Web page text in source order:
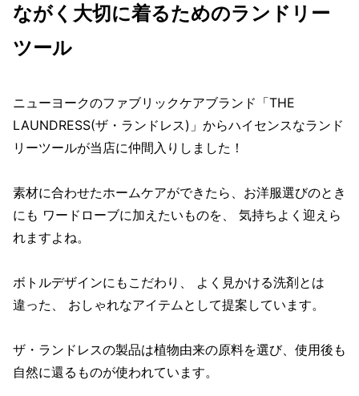
ながく大切に着るためのランドリー
ツール
ニューヨークのファブリックケアブランド「THE
LAUNDRESS(ザ・ランドレス)」からハイセンスなランド
リーツールが当店に仲間入りしました！
素材に合わせたホームケアができたら、お洋服選びのとき
にも ワードローブに加えたいものを、 気持ちよく迎えら
れますよね。
ボトルデザインにもこだわり、 よく見かける洗剤とは
違った、 おしゃれなアイテムとして提案しています。
ザ・ランドレスの製品は植物由来の原料を選び、使用後も
自然に還るものが使われています。